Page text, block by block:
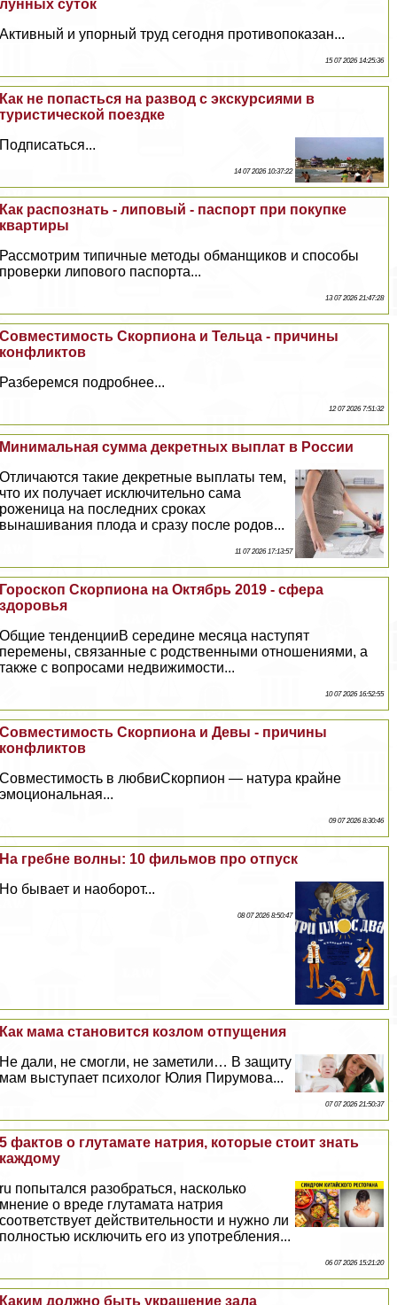
лунных суток
Активный и упopный труд сегодня противопоказан...
15 07 2026 14:25:36
Как не попасться на развод с экскурсиями в
туристической поездке
Подписаться...
14 07 2026 10:37:22
Как распознать - липовый - паспорт при покупке
квартиры
Рассмотрим типичные методы обманщиков и способы
проверки липового паспорта...
13 07 2026 21:47:28
Совместимость Скорпиона и Тельца - причины
конфликтов
Разберемся подробнее...
12 07 2026 7:51:32
Минимальная сумма декретных выплат в России
Отличаются такие декретные выплаты тем,
что их получает исключительно сама
роженица на последних сроках
вынашивания плода и сразу после родов...
11 07 2026 17:13:57
Гороскоп Скорпиона на Октябрь 2019 - сфера
здоровья
Общие тенденцииВ середине месяца наступят
перемены, связанные с родственными отношениями, а
также с вопросами недвижимости...
10 07 2026 16:52:55
Совместимость Скорпиона и Девы - причины
конфликтов
Совместимость в любвиСкорпион — натура крайне
эмоциональная...
09 07 2026 8:30:46
На гребне волны: 10 фильмов про отпуск
Но бывает и наоборот...
08 07 2026 8:50:47
Как мама становится козлом отпущения
Не дали, не смогли, не заметили… В защиту
мам выступает психолог Юлия Пирумова...
07 07 2026 21:50:37
5 фактов о глутамате натрия, которые стоит знать
каждому
ru попытался разобраться, насколько
мнение о вреде глутамата натрия
соответствует действительности и нужно ли
полностью исключить его из употрeбления...
06 07 2026 15:21:20
Каким должно быть украшение зала